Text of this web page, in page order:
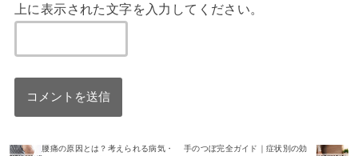
上に表示された文字を入力してください。
腰痛の原因とは？考えられる病気・
手のつぼ完全ガイド｜症状別の効